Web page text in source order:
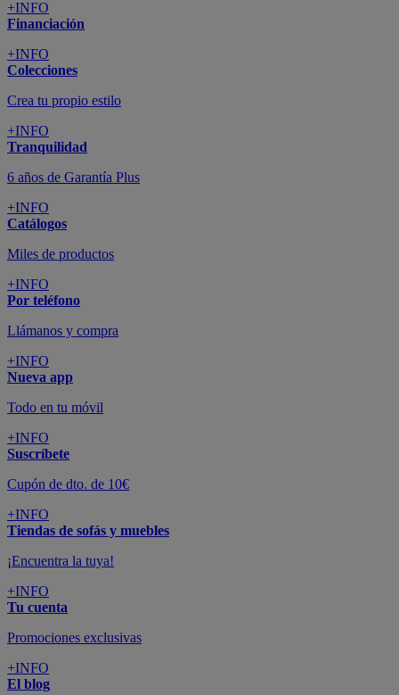
+INFO
Financiación
+INFO
Colecciones
Crea tu propio estilo
+INFO
Tranquilidad
6 años de Garantía Plus
+INFO
Catálogos
Miles de productos
+INFO
Por teléfono
Llámanos y compra
+INFO
Nueva app
Todo en tu móvil
+INFO
Suscríbete
Cupón de dto. de 10€
+INFO
Tiendas de sofás y muebles
¡Encuentra la tuya!
+INFO
Tu cuenta
Promociones exclusivas
+INFO
El blog